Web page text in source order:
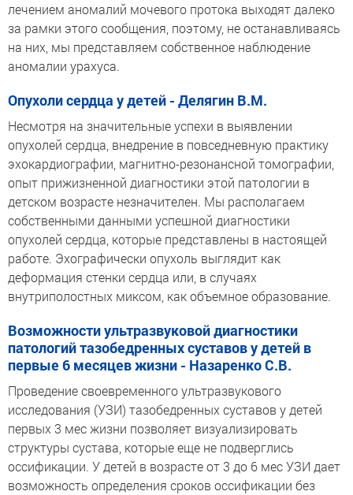
лечением аномалий мочевого протока выходят далеко
за рамки этого сообщения, поэтому, не останавливаясь
на них, мы представляем собственное наблюдение
аномалии урахуса.
Опухоли сердца у детей - Делягин В.М.
Несмотря на значительные успехи в выявлении
опухолей сердца, внедрение в повседневную практику
эхокардиографии, магнитно-резонансной томографии,
опыт прижизненной диагностики этой патологии в
детском возрасте незначителен. Мы располагаем
собственными данными успешной диагностики
опухолей сердца, которые представлены в настоящей
работе. Эхографически опухоль выглядит как
деформация стенки сердца или, в случаях
внутриполостных миксом, как объемное образование.
Возможности ультразвуковой диагностики
патологий тазобедренных суставов у детей в
первые 6 месяцев жизни - Назаренко С.В.
Проведение своевременного ультразвукового
исследования (УЗИ) тазобедренных суставов у детей
первых 3 мес жизни позволяет визуализировать
структуры сустава, которые еще не подверглись
оссификации. У детей в возрасте от 3 до 6 мес УЗИ дает
возможность определения сроков оссификации без